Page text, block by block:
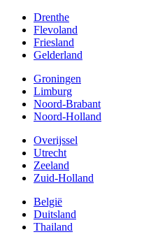
Drenthe
Flevoland
Friesland
Gelderland
Groningen
Limburg
Noord-Brabant
Noord-Holland
Overijssel
Utrecht
Zeeland
Zuid-Holland
België
Duitsland
Thailand